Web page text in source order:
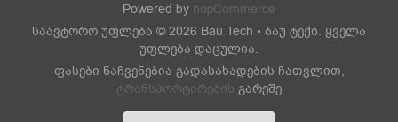
Powered by nopCommerce
საავტორო უფლება © 2026 Bau Tech • ბაუ ტექი. ყველა
უფლება დაცულია.
ფასები ნაჩვენებია გადასახადების ჩათვლით,
ტრანსპორტირების გარეშე